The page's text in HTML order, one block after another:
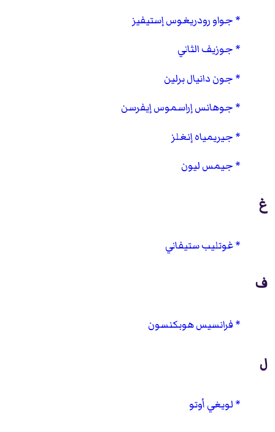
جواو رودريغوس إستيفيز
جوزيف الثاني
جون دانيال برلين
جوهانس إراسموس إيفرسن
جيريمياه إنغلز
جيمس ليون
غ
غوتليب ستيفاني
ف
فرانسيس هوبكنسون
ل
لويغي أوتو